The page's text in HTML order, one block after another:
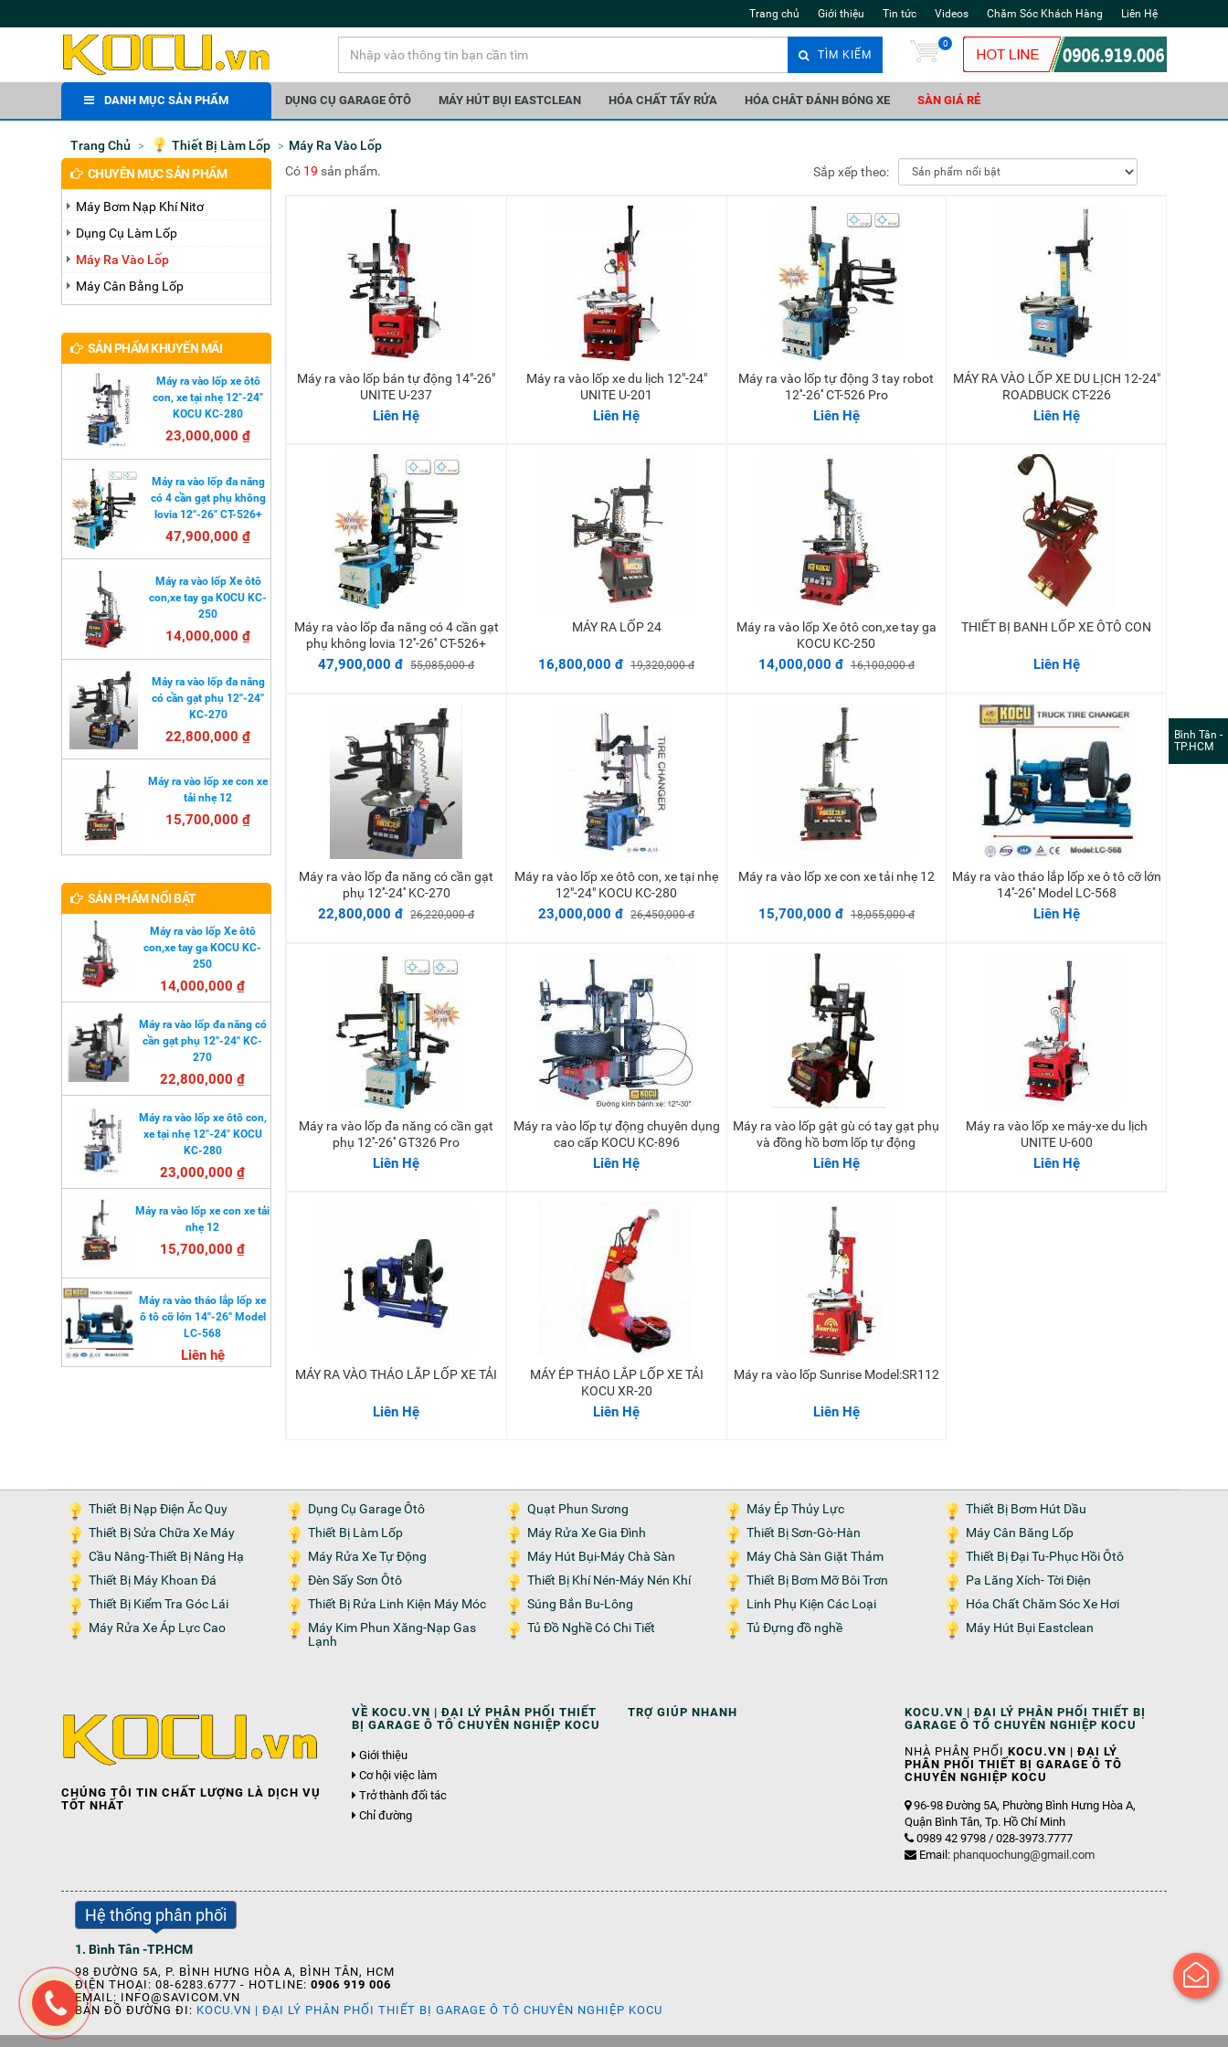
Trang chủ Giới thiệu Tin tức Videos Chăm Sóc Khách Hàng Liên Hệ
TÌM KIẾM
0
DANH MỤC SẢN PHẨM DỤNG CỤ GARAGE ÔTÔ MÁY HÚT BỤI EASTCLEAN HÓA CHẤT TẨY RỬA HÓA CHÂT ĐÁNH BÓNG XE SÀN GIÁ RẺ
Trang Chủ Thiết Bị Làm Lốp
Máy Ra Vào Lốp
Có 19 sản phẩm. Sắp xếp theo:
Máy ra vào lốp bán tự động 14"-26"
UNITE U-237
Liên Hệ
Máy ra vào lốp xe du lịch 12"-24"
UNITE U-201
Liên Hệ
Máy ra vào lốp tự động 3 tay robot
12''-26'' CT-526 Pro
Liên Hệ
MÁY RA VÀO LỐP XE DU LỊCH 12-24"
ROADBUCK CT-226
Liên Hệ
Thêm vào giỏ
Máy ra vào lốp đa năng có 4 cần gạt
phụ không lovia 12''-26'' CT-526+
47,900,000 đ 55,085,000 đ
Thêm vào giỏ
MÁY RA LỐP 24
16,800,000 đ 19,320,000 đ
Thêm vào giỏ
Máy ra vào lốp Xe ôtô con,xe tay ga
KOCU KC-250
14,000,000 đ 16,100,000 đ
THIẾT BỊ BANH LỐP XE ÔTÔ CON
Liên Hệ
Thêm vào giỏ
Máy ra vào lốp đa năng có cần gạt
phụ 12''-24'' KC-270
22,800,000 đ 26,220,000 đ
Thêm vào giỏ
Máy ra vào lốp xe ôtô con, xe tại nhẹ
12"-24" KOCU KC-280
23,000,000 đ 26,450,000 đ
Thêm vào giỏ
Máy ra vào lốp xe con xe tải nhẹ 12
15,700,000 đ 18,055,000 đ
Máy ra vào tháo lắp lốp xe ô tô cỡ lớn
14''-26'' Model LC-568
Liên Hệ
Máy ra vào lốp đa năng có cần gạt
phụ 12''-26'' GT326 Pro
Liên Hệ
Máy ra vào lốp tự động chuyên dụng
cao cấp KOCU KC-896
Liên Hệ
Máy ra vào lốp gật gù có tay gạt phụ
và đồng hồ bơm lốp tự động
Liên Hệ
Máy ra vào lốp xe máy-xe du lịch
UNITE U-600
Liên Hệ
MÁY RA VÀO THÁO LẮP LỐP XE TẢI
Liên Hệ
MÁY ÉP THÁO LẮP LỐP XE TẢI
KOCU XR-20
Liên Hệ
Máy ra vào lốp Sunrise Model:SR112
Liên Hệ
CHUYÊN MỤC SẢN PHẨM
Máy Bơm Nạp Khí Nitơ
Dụng Cụ Làm Lốp
Máy Ra Vào Lốp
Máy Cân Bằng Lốp
SẢN PHẨM KHUYẾN MÃI
Máy ra vào lốp xe ôtô
con, xe tại nhẹ 12"-24"
KOCU KC-280
23,000,000 ₫
Máy ra vào lốp đa năng
có 4 cần gạt phụ không
lovia 12''-26'' CT-526+
47,900,000 ₫
Máy ra vào lốp Xe ôtô
con,xe tay ga KOCU KC-
250
14,000,000 ₫
Máy ra vào lốp đa năng
có cần gạt phụ 12''-24''
KC-270
22,800,000 ₫
Máy ra vào lốp xe con xe
tải nhẹ 12
15,700,000 ₫
SẢN PHẨM NỔI BẬT
Máy ra vào lốp Xe ôtô
con,xe tay ga KOCU KC-
250
14,000,000 ₫
Máy ra vào lốp đa năng có
cần gạt phụ 12''-24'' KC-
270
22,800,000 ₫
Máy ra vào lốp xe ôtô con,
xe tại nhẹ 12"-24" KOCU
KC-280
23,000,000 ₫
Máy ra vào lốp xe con xe tải
nhẹ 12
15,700,000 ₫
Máy ra vào tháo lắp lốp xe
ô tô cỡ lớn 14''-26'' Model
LC-568
Liên hệ
Thiết Bị Nạp Điện Ăc Quy Dụng Cụ Garage Ôtô Quạt Phun Sương Máy Ép Thủy Lực
Thiết Bị Bơm Hút Dầu
Thiết Bị Sửa Chữa Xe Máy
Thiết Bị Làm Lốp Máy Rửa Xe Gia Đình Thiết Bị Sơn-Gò-Hàn
Máy Cân Băng Lốp
Cầu Nâng-Thiết Bị Nâng Hạ
Máy Rửa Xe Tự Động Máy Hút Bụi-Máy Chà Sàn Máy Chà Sàn Giặt Thảm
Thiết Bị Đại Tu-Phục Hồi Ôtô
Thiết Bị Máy Khoan Đá
Đèn Sấy Sơn Ôtô Thiết Bị Khí Nén-Máy Nén Khí Thiết Bị Bơm Mỡ Bôi Trơn
Pa Lăng Xích- Tời Điện
Thiết Bị Kiểm Tra Góc Lái
Thiết Bị Rửa Linh Kiện Máy Móc Súng Bắn Bu-Lông Linh Phụ Kiện Các Loại
Hóa Chất Chăm Sóc Xe Hơi
Máy Rửa Xe Áp Lực Cao
Máy Kim Phun Xăng-Nạp Gas
Lạnh
Tủ Đồ Nghề Có Chi Tiết Tủ Đựng đồ nghề Máy Hút Bụi Eastclean
CHÚNG TÔI TIN CHẤT LƯỢNG LÀ DỊCH VỤ
TỐT NHẤT
VỀ KOCU.VN | ĐẠI LÝ PHÂN PHỐI THIẾT
BỊ GARAGE Ô TÔ CHUYÊN NGHIỆP KOCU
Giới thiệu
Cơ hội việc làm
Trở thành đối tác
Chỉ đường
TRỢ GIÚP NHANH
KOCU.VN | ĐẠI LÝ PHÂN PHỐI THIẾT BỊ
GARAGE Ô TÔ CHUYÊN NGHIỆP KOCU
NHÀ PHÂN PHỐI KOCU.VN | ĐẠI LÝ
PHÂN PHỐI THIẾT BỊ GARAGE Ô TÔ
CHUYÊN NGHIỆP KOCU
96-98 Đường 5A, Phường Bình Hưng Hòa A,
Quận Bình Tân, Tp. Hồ Chí Minh
0989 42 9798 / 028-3973.7777
Email: phanquochung@gmail.com
Hệ thống phân phối
1. Bình Tân -TP.HCM
98 ĐƯỜNG 5A, P. BÌNH HƯNG HÒA A, BÌNH TÂN, HCM
ĐIỆN THOẠI: 08-6283.6777 - HOTLINE: 0906 919 006
EMAIL: INFO@SAVICOM.VN
BẢN ĐỒ ĐƯỜNG ĐI: KOCU.VN | ĐẠI LÝ PHÂN PHỐI THIẾT BỊ GARAGE Ô TÔ CHUYÊN NGHIỆP KOCU
Bình Tân -
TP.HCM